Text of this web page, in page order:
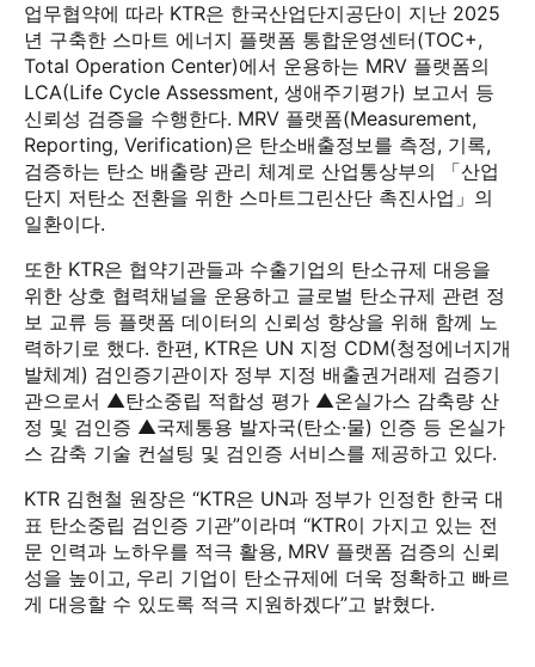
업무협약에 따라 KTR은 한국산업단지공단이 지난 2025
년 구축한 스마트 에너지 플랫폼 통합운영센터(TOC+,
Total Operation Center)에서 운용하는 MRV 플랫폼의
LCA(Life Cycle Assessment, 생애주기평가) 보고서 등
신뢰성 검증을 수행한다. MRV 플랫폼(Measurement,
Reporting, Verification)은 탄소배출정보를 측정, 기록,
검증하는 탄소 배출량 관리 체계로 산업통상부의 「산업
단지 저탄소 전환을 위한 스마트그린산단 촉진사업」의
일환이다.
또한 KTR은 협약기관들과 수출기업의 탄소규제 대응을
위한 상호 협력채널을 운용하고 글로벌 탄소규제 관련 정
보 교류 등 플랫폼 데이터의 신뢰성 향상을 위해 함께 노
력하기로 했다. 한편, KTR은 UN 지정 CDM(청정에너지개
발체계) 검인증기관이자 정부 지정 배출권거래제 검증기
관으로서 ▲탄소중립 적합성 평가 ▲온실가스 감축량 산
정 및 검인증 ▲국제통용 발자국(탄소·물) 인증 등 온실가
스 감축 기술 컨설팅 및 검인증 서비스를 제공하고 있다.
KTR 김현철 원장은 “KTR은 UN과 정부가 인정한 한국 대
표 탄소중립 검인증 기관”이라며 “KTR이 가지고 있는 전
문 인력과 노하우를 적극 활용, MRV 플랫폼 검증의 신뢰
성을 높이고, 우리 기업이 탄소규제에 더욱 정확하고 빠르
게 대응할 수 있도록 적극 지원하겠다”고 밝혔다.